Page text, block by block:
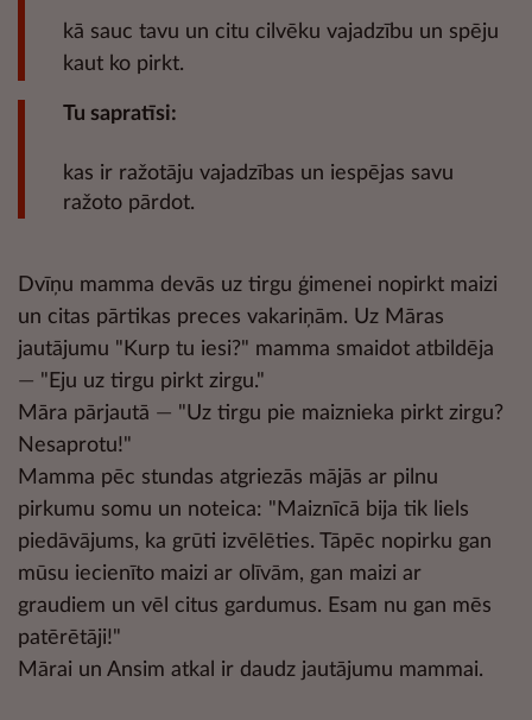
kā sauc tavu un citu cilvēku vajadzību un spēju
kaut ko pirkt.
Tu sapratīsi:
kas ir ražotāju vajadzības un iespējas savu
ražoto pārdot.
Dvīņu mamma devās uz tirgu ģimenei nopirkt maizi
un citas pārtikas preces vakariņām. Uz Māras
jautājumu "Kurp tu iesi?" mamma smaidot atbildēja
— "Eju uz tirgu pirkt zirgu."
Māra pārjautā — "Uz tirgu pie maiznieka pirkt zirgu?
Nesaprotu!"
Mamma pēc stundas atgriezās mājās ar pilnu
pirkumu somu un noteica: "Maiznīcā bija tik liels
piedāvājums, ka grūti izvēlēties. Tāpēc nopirku gan
mūsu iecienīto maizi ar olīvām, gan maizi ar
graudiem un vēl citus gardumus. Esam nu gan mēs
patērētāji!"
Mārai un Ansim atkal ir daudz jautājumu mammai.